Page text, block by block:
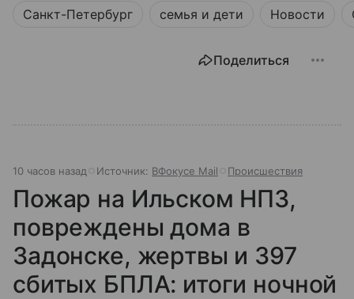
Санкт-Петербург семья и дети Новости
Поделиться
10 часов назад Источник: ВФокусе Mail Происшествия
Пожар на Ильском НПЗ,
повреждены дома в
Задонске, жертвы и 397
сбитых БПЛА: итоги ночной